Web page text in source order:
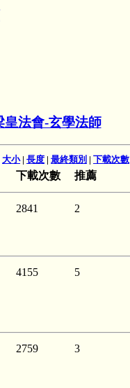
皇法會-玄學法師
大小| 長度 | 最終類別 | 下載次數
下載次數 推薦
2841 2
4155 5
2759 3